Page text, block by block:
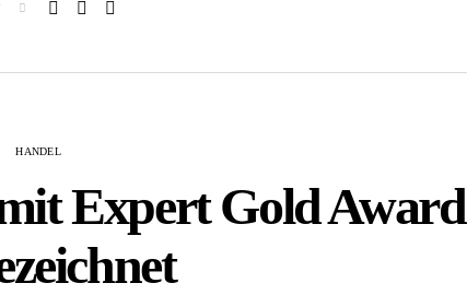
HANDEL
Expert Gold Award